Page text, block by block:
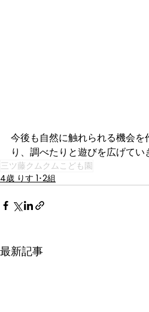
今後も自然に触れられる機会
り、調べたりと遊びを広げてい
三ツ藤クムクムこども園
4歳 りす 1･2組
最新記事